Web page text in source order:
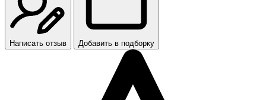
Написать отзыв Добавить в подборку